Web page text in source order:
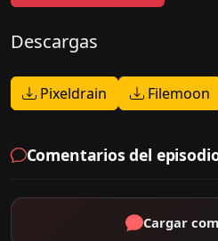
Descargas
Pixeldrain Filemoon
Comentarios del
Cargar